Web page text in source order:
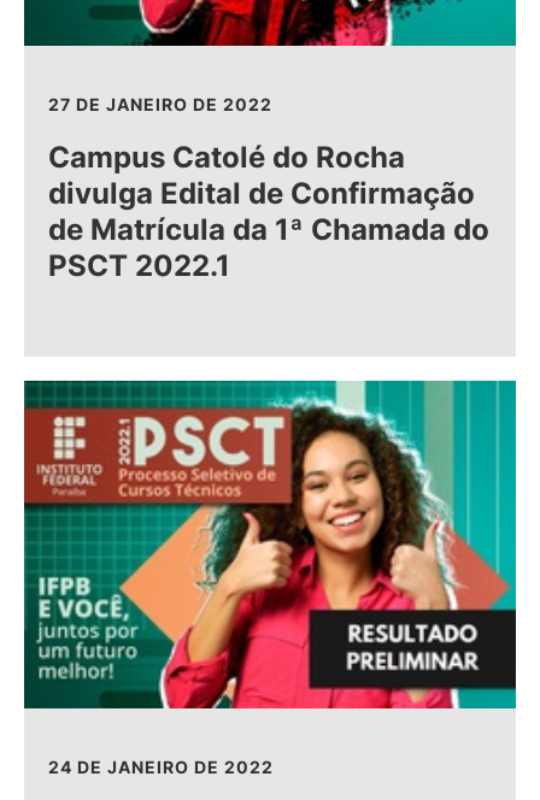
27 DE JANEIRO DE 2022
Campus Catolé do Rocha
divulga Edital de Confirmação
de Matrícula da 1ª Chamada do
PSCT 2022.1
24 DE JANEIRO DE 2022